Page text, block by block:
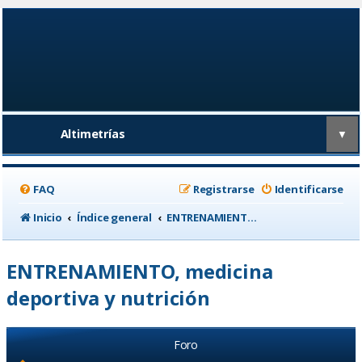
Altimetrías ▼
FAQ Identificarse
Registrarse
Inicio
Índice general ENTRENAMIENTO, medicina deportiva y nutrición
ENTRENAMIENTO, medicina
deportiva y nutrición
Foro